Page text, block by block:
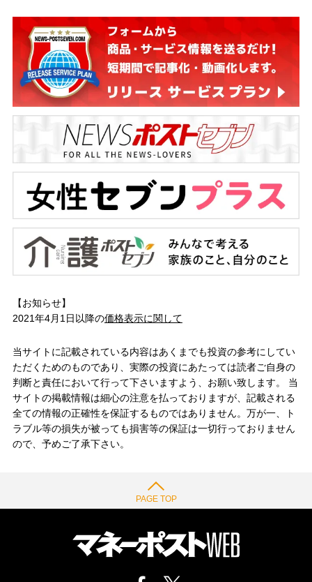
【お知らせ】
2021年4月1日以降の価格表示に関して
当サイトに記載されている内容はあくまでも投資の参考にしてい
ただくためのものであり、実際の投資にあたっては読者ご自身の
判断と責任において行って下さいますよう、お願い致します。 当
サイトの掲載情報は細心の注意を払っておりますが、記載される
全ての情報の正確性を保証するものではありません。万が一、ト
ラブル等の損失が被っても損害等の保証は一切行っておりません
ので、予めご了承下さい。
PAGE TOP